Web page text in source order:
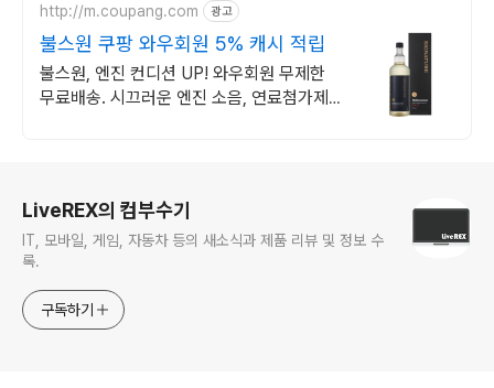
http://m.coupang.com 광고
불스원 쿠팡 와우회원 5% 캐시 적립
불스원, 엔진 컨디션 UP! 와우회원 무제한
무료배송. 시끄러운 엔진 소음, 연료첨가제
LiveREX의 컴부수기
IT, 모바일, 게임, 자동차 등의 새소식과 제품 리뷰 및 정보 수
록.
구독하기